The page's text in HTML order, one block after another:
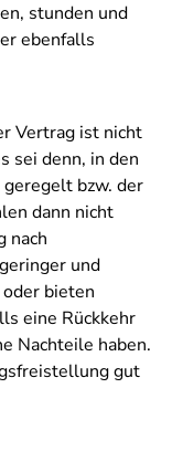
stunden und
ebenfalls
Vertrag ist nicht
sei denn, in den
bzw. der
dann nicht
nach
und
bieten
eine Rückkehr
Nachteile haben.
gut